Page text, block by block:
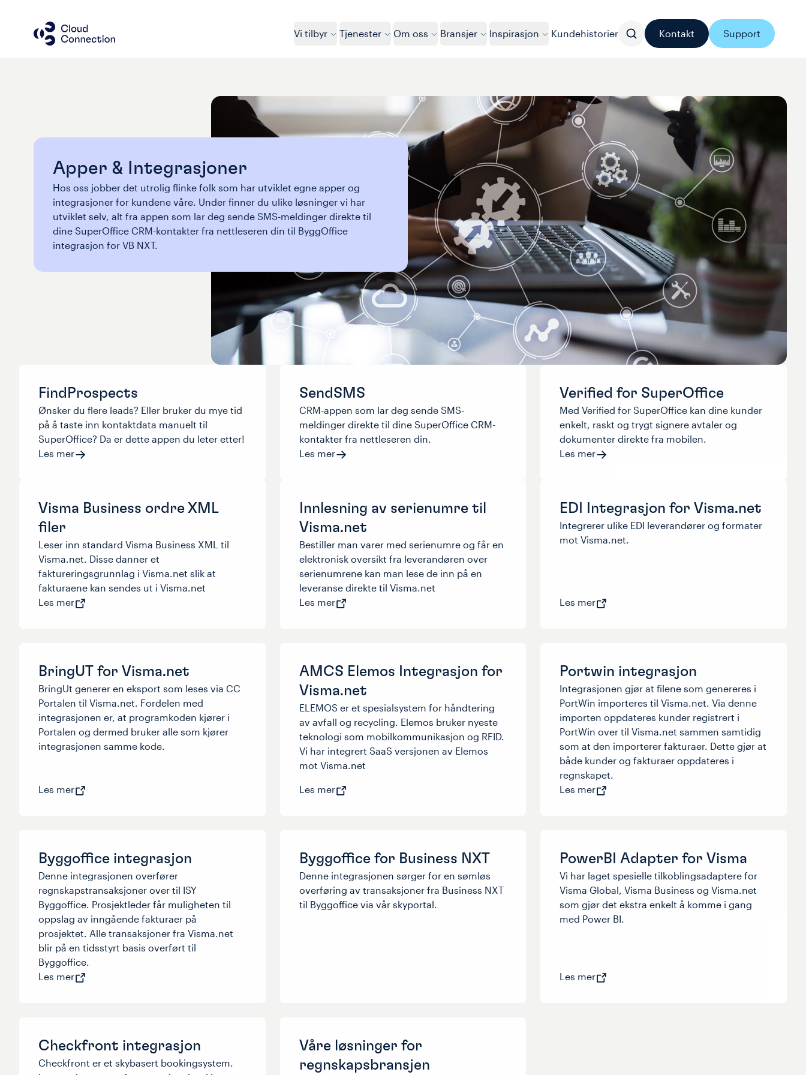
Vi tilbyr Tjenester Om oss Bransjer Inspirasjon Kundehistorier Kontakt Support
Apper & Integrasjoner
Hos oss jobber det utrolig flinke folk som har utviklet egne apper og
integrasjoner for kundene våre. Under finner du ulike løsninger vi har
utviklet selv, alt fra appen som lar deg sende SMS-meldinger direkte til
dine SuperOffice CRM-kontakter fra nettleseren din til ByggOffice
integrasjon for VB NXT.
FindProspects
Ønsker du flere leads? Eller bruker du mye tid
på å taste inn kontaktdata manuelt til
SuperOffice? Da er dette appen du leter etter!
Les mer
SendSMS
CRM-appen som lar deg sende SMS-
meldinger direkte til dine SuperOffice CRM-
kontakter fra nettleseren din.
Les mer
Verified for SuperOffice
Med Verified for SuperOffice kan dine kunder
enkelt, raskt og trygt signere avtaler og
dokumenter direkte fra mobilen.
Les mer
Visma Business ordre XML
filer
Leser inn standard Visma Business XML til
Visma.net. Disse danner et
faktureringsgrunnlag i Visma.net slik at
fakturaene kan sendes ut i Visma.net
Les mer
Innlesning av serienumre til
Visma.net
Bestiller man varer med serienumre og får en
elektronisk oversikt fra leverandøren over
serienumrene kan man lese de inn på en
leveranse direkte til Visma.net
Les mer
EDI Integrasjon for Visma.net
Integrerer ulike EDI leverandører og formater
mot Visma.net.
Les mer
BringUT for Visma.net
BringUt generer en eksport som leses via CC
Portalen til Visma.net. Fordelen med
integrasjonen er, at programkoden kjører i
Portalen og dermed bruker alle som kjører
integrasjonen samme kode.
Les mer
AMCS Elemos Integrasjon for
Visma.net
ELEMOS er et spesialsystem for håndtering
av avfall og recycling. Elemos bruker nyeste
teknologi som mobilkommunikasjon og RFID.
Vi har integrert SaaS versjonen av Elemos
mot Visma.net
Les mer
Portwin integrasjon
Integrasjonen gjør at filene som genereres i
PortWin importeres til Visma.net. Via denne
importen oppdateres kunder registrert i
PortWin over til Visma.net sammen samtidig
som at den importerer fakturaer. Dette gjør at
både kunder og fakturaer oppdateres i
regnskapet.
Les mer
Byggoffice integrasjon
Denne integrasjonen overfører
regnskapstransaksjoner over til ISY
Byggoffice. Prosjektleder får muligheten til
oppslag av inngående fakturaer på
prosjektet. Alle transaksjoner fra Visma.net
blir på en tidsstyrt basis overført til
Byggoffice.
Les mer
Byggoffice for Business NXT
Denne integrasjonen sørger for en sømløs
overføring av transaksjoner fra Business NXT
til Byggoffice via vår skyportal.
PowerBI Adapter for Visma
Vi har laget spesielle tilkoblingsadaptere for
Visma Global, Visma Business og Visma.net
som gjør det ekstra enkelt å komme i gang
med Power BI.
Les mer
Checkfront integrasjon
Checkfront er et skybasert bookingsystem.
Våre løsninger for
regnskapsbransjen